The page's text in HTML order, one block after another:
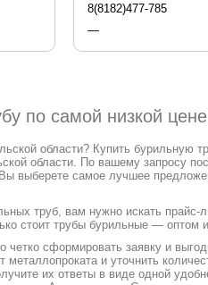
8(8182)477-785
—
по самой низкой
области? Купить бурильную
области. По вашему запросу
выберете самое лучшее
труб, вам нужно искать
стоит трубы бурильные — оптом
сформировать заявку и
металлопроката и уточнить
их ответы в виде одной